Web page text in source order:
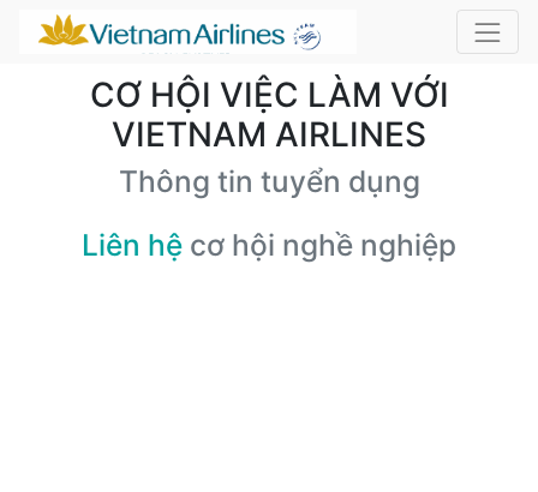
CƠ HỘI VIỆC LÀM VỚI
VIETNAM AIRLINES
Thông tin tuyển dụng
Liên hệ cơ hội nghề nghiệp